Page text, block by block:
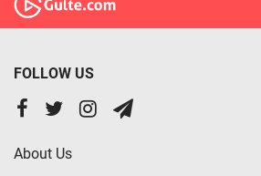
FOLLOW US
About Us